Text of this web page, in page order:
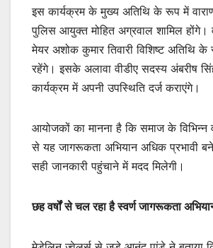
इस कार्यक्रम के मुख्य अतिथि के रूप में
पुलिस आयुक्त मोहित अग्रवाल शामिल होंगे।
मेयर अशोक कुमार तिवारी विशिष्ट अतिथि
रहेंगे। इसके अलावा वीडीए सदस्य अंबरीष सिंह
कार्यक्रम में अपनी उपस्थिति दर्ज कराएंगे।
आयोजकों का मानना है कि समाज के विभिन्न
से यह जागरूकता अभियान अधिक प्रभावी
सही जानकारी पहुंचाने में मदद मिलेगी।
छह वर्षों से चल रहा है स्वर्ण जागरूकता